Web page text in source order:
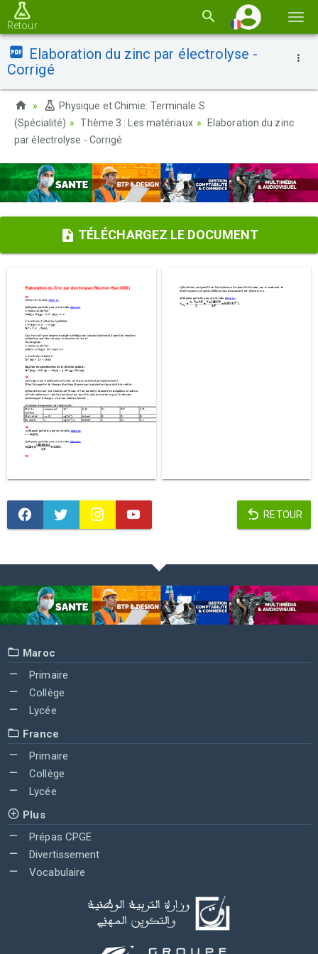
la
Retour
Elaboration du zinc par électrolyse -
Corrigé
Physique et Chimie: Terminale S
(Spécialité)
Thème 3 : Les matériaux
Elaboration du zinc
par électrolyse - Corrigé
TÉLÉCHARGEZ LE DOCUMENT
RETOUR
Maroc
Primaire
Collège
Lycée
France
Primaire
Collège
Lycée
Plus
Prépas CPGE
Divertissement
Vocabulaire